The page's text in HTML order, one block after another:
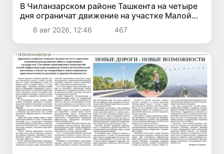
В Чиланзарском районе Ташкента на четыре
дня ограничат движение на участке Малой
кольцевой дороги
6 авг 2026, 12:46 467